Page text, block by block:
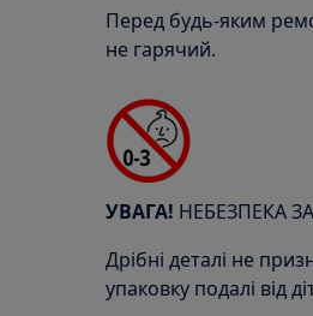
Перед будь-яким
не гарячий.
УВАГА! НЕБЕЗПЕКА
Дрібні деталі не
упаковку подалі від